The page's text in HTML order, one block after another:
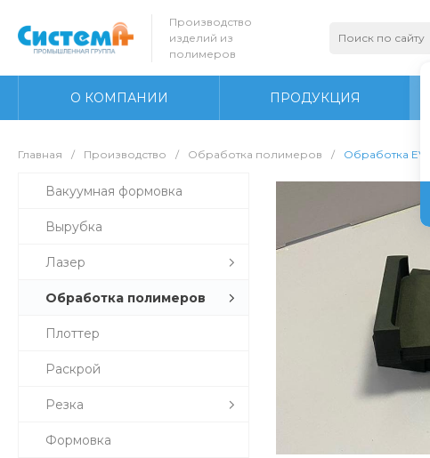
Производство
изделий из
полимеров
О КОМПАНИИ ПРОДУКЦИЯ
Главная / Производство / Обработка полимеров / Обработка EVA
Вакуумная формовка
Вырубка
Лазер
Обработка полимеров
Плоттер
Раскрой
Резка
Формовка